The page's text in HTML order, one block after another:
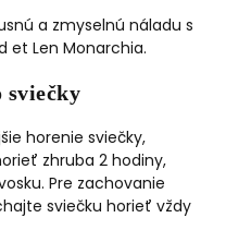
a zmyselnú náladu s
et Len Monarchia.
sviečky
horenie sviečky,
zhruba 2 hodiny,
Pre zachovanie
sviečku horieť vždy